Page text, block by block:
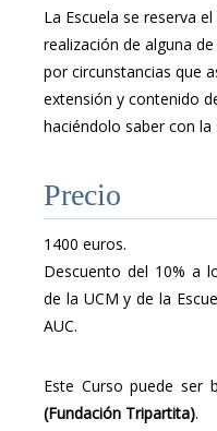
La Escuela se reserva
realización de alguna
por circunstancias que
extensión y contenido
haciéndolo saber con
Precio
1400 euros.
Descuento del 10% a
de la UCM y de la
AUC.
Este Curso puede ser
(Fundación Tripartita).